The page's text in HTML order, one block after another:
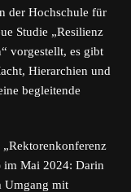
der Hochschule für
Studie „Resilienz
vorgestellt, es gibt
Hierarchien und
begleitende
im Mai 2024: Darin
Umgang mit